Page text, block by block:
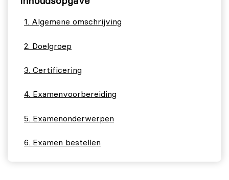
Algemene omschrijving
Doelgroep
Certificering
Examenvoorbereiding
Examenonderwerpen
Examen bestellen